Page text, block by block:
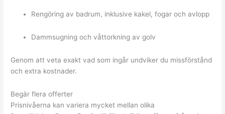
Rengöring av badrum, inklusive kakel, fogar och avlopp
Dammsugning och våttorkning av golv
Genom att veta exakt vad som ingår undviker du missförstånd
och extra kostnader.
Begär flera offerter
Prisnivåerna kan variera mycket mellan olika